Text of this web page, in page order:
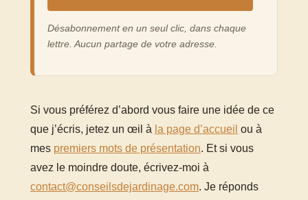
Désabonnement en un seul clic, dans chaque
lettre. Aucun partage de votre adresse.
Si vous préférez d’abord vous faire une idée de ce
que j’écris, jetez un œil à la page d’accueil ou à
mes premiers mots de présentation. Et si vous
avez le moindre doute, écrivez-moi à
contact@conseilsdejardinage.com. Je réponds